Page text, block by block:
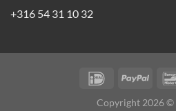
+316 54 31 10 32
Copyright 2026 ©